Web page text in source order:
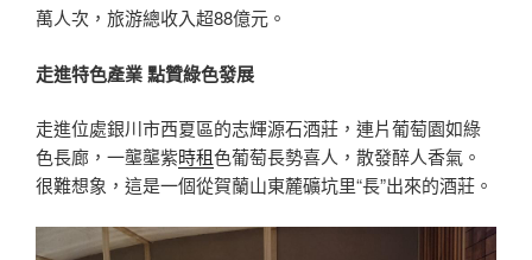
萬人次，旅游總收入超88億元。
走進特色產業 點贊綠色發展
走進位處銀川市西夏區的志輝源石酒莊，連片葡萄園如綠
色長廊，一壟壟紫時租色葡萄長勢喜人，散發醉人香氣。
很難想象，這是一個從賀蘭山東麓礦坑里“長”出來的酒莊。